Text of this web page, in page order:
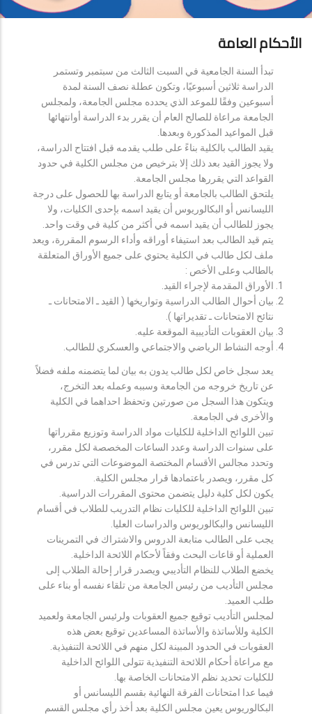
الأحكام العامة
تبدأ السنة الجامعية في السبت الثالث من سبتمبر وتستمر
الدراسة ثلاثين أسبوعيًا، وتكون عطلة نصف السنة لمدة
أسبوعين وفقًا للموعد الذي يحدده مجلس الجامعة، ولمجلس
الجامعة مراعاة للصالح العام أن يقرر بدء الدراسة أوانتهائها
قبل المواعيد المذكورة وبعدها.
يقيد الطالب بالكلية بناءً على طلب يقدمه قبل افتتاح الدراسة،
ولا يجوز القيد بعد ذلك إلا بترخيص من مجلس الكلية في حدود
القواعد التي يقررها مجلس الجامعة.
يلتحق الطالب بالجامعة أو يتابع الدراسة بها للحصول على درجة
الليسانس أو البكالوريوس أن يقيد اسمه بإحدى الكليات، ولا
يجوز للطالب أن يقيد اسمه في أكثر من كلية في وقت واحد.
يتم قيد الطالب بعد استيفاء أوراقه وأداء الرسوم المقررة، ويعد
ملف لكل طالب في الكلية يحتوي على جميع الأوراق المتعلقة
بالطالب وعلى الأخص :
الأوراق المقدمة لإجراء القيد.
بيان أحوال الطالب الدراسية وتواريخها ( القيد ـ الامتحانات ـ
نتائح الامتحانات ـ تقديراتها ).
بيان العقوبات التأديبية الموقعة عليه.
أوجه النشاط الرياضي والاجتماعي والعسكري للطالب.
يعد سجل خاص لكل طالب يدون به بيان لما يتضمنه ملفه فضلاً
عن تاريخ خروجه من الجامعة وسببه وعمله بعد التخرج،
ويتكون هذا السجل من صورتين وتحفظ احداهما في الكلية
والأخرى في الجامعة.
تبين اللوائح الداخلية للكليات مواد الدراسة وتوزيع مقرراتها
على سنوات الدراسة وعدد الساعات المخصصة لكل مقرر،
وتحدد مجالس الأقسام المختصة الموضوعات التي تدرس في
كل مقرر، ويصدر باعتمادها قرار مجلس الكلية.
يكون لكل كلية دليل يتضمن محتوى المقررات الدراسية.
تبين اللوائح الداخلية للكليات نظام التدريب للطلاب في أقسام
الليسانس والبكالوريوس والدراسات العليا.
يجب على الطالب متابعة الدروس والاشتراك في التمرينات
العملية أو قاعات البحث وفقاً لأحكام اللائحة الداخلية.
يخضع الطلاب للنظام التأديبي ويصدر قرار إحالة الطلاب إلى
مجلس التأديب من رئيس الجامعة من تلقاء نفسه أو بناء على
طلب العميد.
لمجلس التأديب توقيع جميع العقوبات ولرئيس الجامعة ولعميد
الكلية وللأساتذة والأساتذة المساعدين توقيع بعض هذه
العقوبات في الحدود المبينة لكل منهم في اللائحة التنفيذية.
مع مراعاة أحكام اللائحة التنفيذية تتولى اللوائح الداخلية
للكليات تحديد نظم الامتحانات الخاصة بها.
فيما عدا امتحانات الفرقة النهائية بقسم الليسانس أو
البكالوريوس يعين مجلس الكلية بعد أخذ رأي مجلس القسم